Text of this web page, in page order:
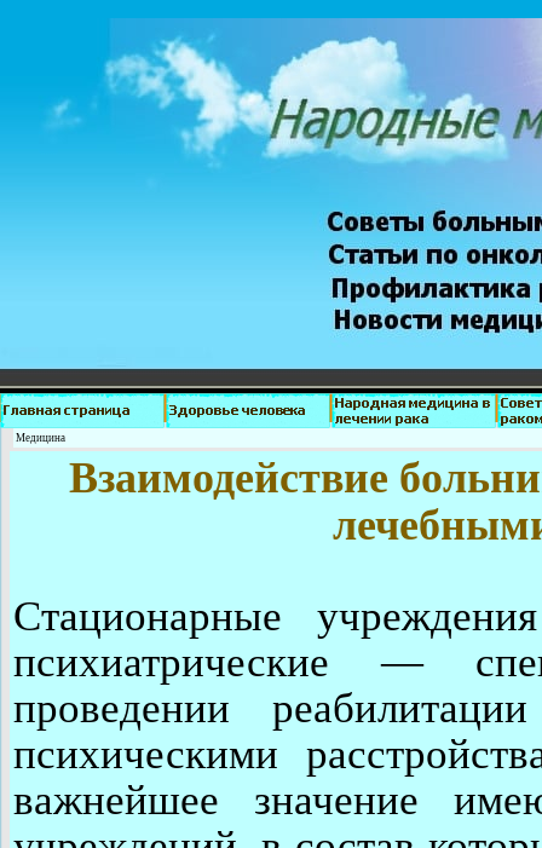
Медицина
Взаимодействие
Стационарные
психиатрические —
проведении
психическими
важнейшее значение